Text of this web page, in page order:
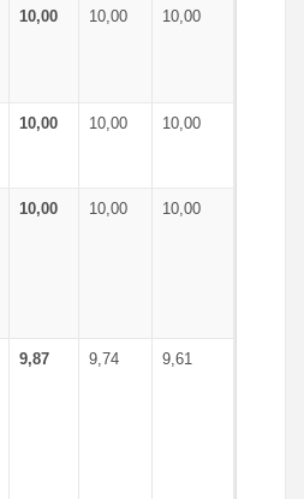
10,00 10,00 10,00
10,00 10,00 10,00
10,00 10,00 10,00
9,87 9,74 9,61